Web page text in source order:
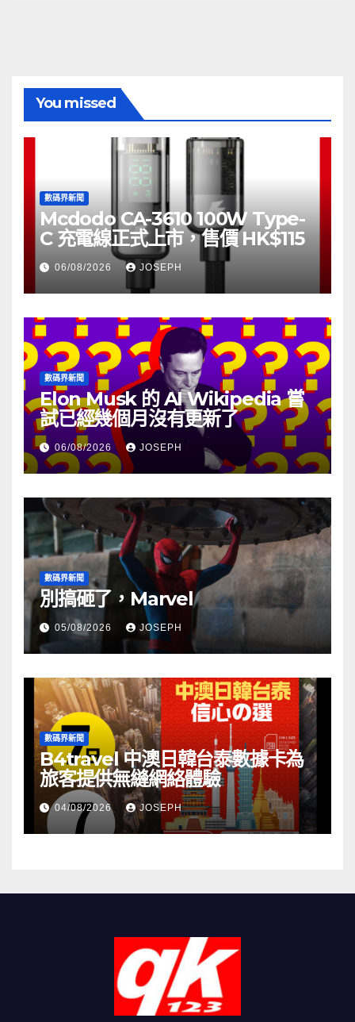
You missed
數碼界新聞
Mcdodo CA-3610 100W Type-
C 充電線正式上市，售價 HK$115
06/08/2026 JOSEPH
數碼界新聞
Elon Musk 的 AI Wikipedia 嘗
試已經幾個月沒有更新了
06/08/2026 JOSEPH
數碼界新聞
別搞砸了，Marvel
05/08/2026 JOSEPH
數碼界新聞
B4travel 中澳日韓台泰數據卡為
旅客提供無縫網絡體驗
04/08/2026 JOSEPH